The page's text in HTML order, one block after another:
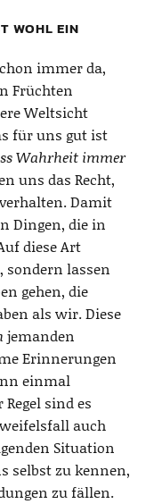
WOHL EIN
immer da,
Früchten
Weltsicht
für uns gut ist
Wahrheit immer
uns das Recht,
Damit
Dingen, die in
diese Art
lassen
gehen, die
als wir. Diese
jemanden
Erinnerungen
einmal
sind es
auch
Situation
selbst zu kennen,
zu fällen.